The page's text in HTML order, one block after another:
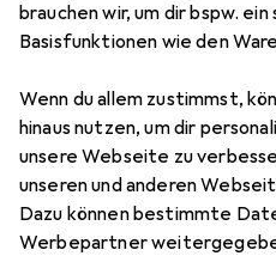
brauchen wir, um dir bspw.
Basisfunktionen wie den
Wenn du allem zustimmst,
hinaus nutzen, um dir
unsere Webseite zu
unseren und anderen
Dazu können bestimmte
Werbepartner
Zubehör für
Children's
Geschwindigkeit
(22162)